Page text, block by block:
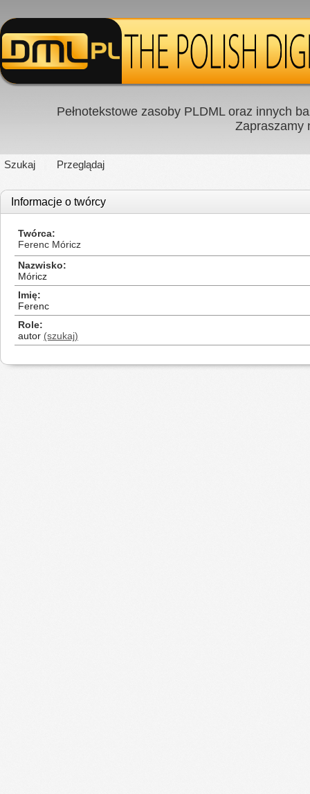
Pełnotekstowe zasoby PLDML oraz innych
Zapraszamy
Szukaj Przeglądaj
Informacje o twórcy
Twórca
Ferenc Móricz
Nazwisko
Móricz
Imię
Ferenc
Role
autor (szukaj)